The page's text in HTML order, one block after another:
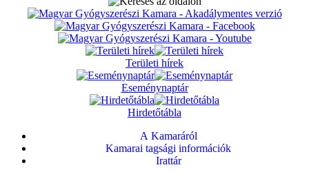
Területi hírek
Eseménynaptár
Hirdetőtábla
A Kamaráról
Kamarai tagsági információk
Irattár